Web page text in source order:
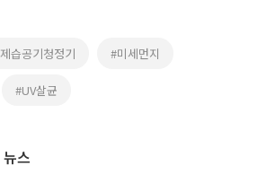
습공기청정기 #미세먼지
#UV살균
스